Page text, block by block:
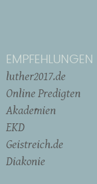
EMPFEHLUNGEN
luther2017.de
Online Predigten
Akademien
EKD
Geistreich.de
Diakonie